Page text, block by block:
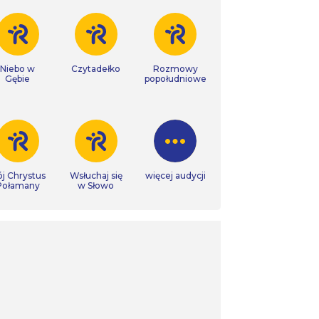
Niebo w
Gębie
Czytadełko
Rozmowy
popołudniowe
Chrystus
Wsłuchaj się
w Słowo
więcej audycji